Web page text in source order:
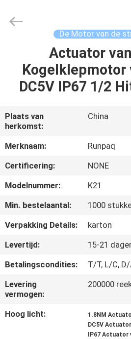
PRODUCTEN
ONGEVEER
ONS
FABRIEKSREIS
CONTACTEER
ONS
VERZOEK
OM
Technology
De Motor van de
Actuator
Kogelklepmotor
DC5V IP67 1/2
Plaats van
herkomst:
China
Merknaam:
Runpaq
Certificering:
NONE
Modelnummer:
K21
Min. bestelaantal:
1000
Verpakking Details:
karton
Levertijd:
15-21
Betalingscondities:
T/T, L/C,
Levering
vermogen:
200000
Hoog licht: 1.8NM
DC5V
IP67